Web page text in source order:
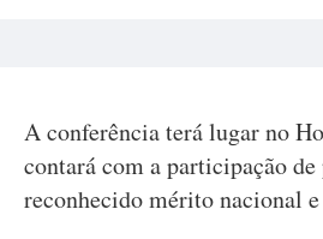
A conferência terá lugar no
contará com a participação
reconhecido mérito nacional